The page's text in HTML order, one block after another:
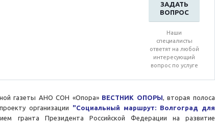
ЗАДАТЬ
ВОПРОС
Наши
специалисты
ответят на любой
интересующий
вопрос по услуге
газеты АНО СОН «Опора» ВЕСТНИК ОПОРЫ, вторая полоса
организации "Социальный маршрут: Волгоград для
гранта Президента Российской Федерации на развитие